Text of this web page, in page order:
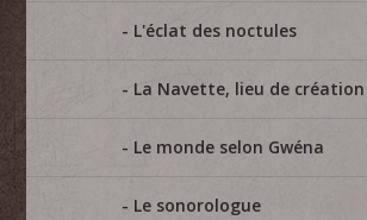
L'éclat des noctules
La Navette, lieu de création
Le monde selon Gwéna
Le sonorologue